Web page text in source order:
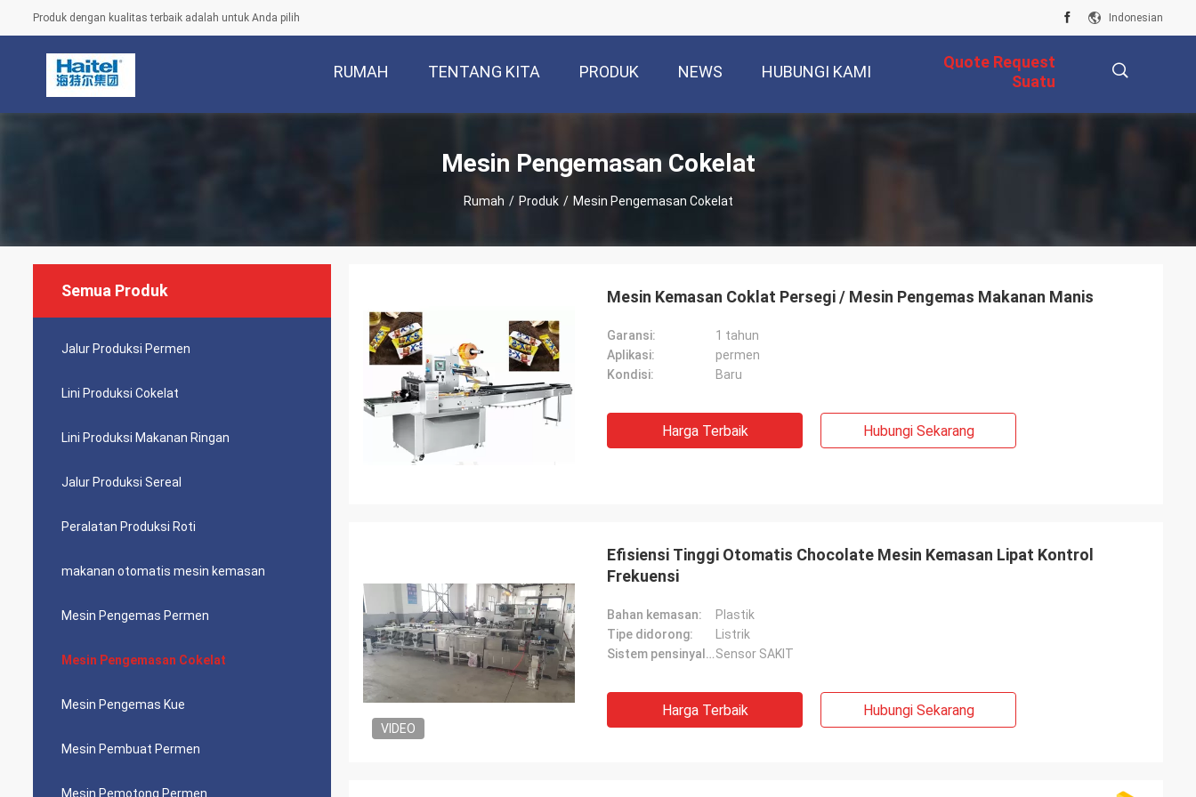
Produk dengan kualitas terbaik adalah untuk Anda pilih Indonesian
RUMAH TENTANG KITA PRODUK NEWS HUBUNGI KAMI
Quote Request
Suatu
Mesin Pengemasan Cokelat
Rumah / Produk / Mesin Pengemasan Cokelat
Semua Produk
Jalur Produksi Permen
Lini Produksi Cokelat
Lini Produksi Makanan Ringan
Jalur Produksi Sereal
Peralatan Produksi Roti
makanan otomatis mesin kemasan
Mesin Pengemas Permen
Mesin Pengemasan Cokelat
Mesin Pengemas Kue
Mesin Pembuat Permen
Mesin Pemotong Permen
Mesin Kemasan Coklat Persegi / Mesin Pengemas Makanan Manis
Garansi:
1 tahun
Aplikasi:
permen
Kondisi:
Baru
Harga Terbaik Hubungi Sekarang
VIDEO
Efisiensi Tinggi Otomatis Chocolate Mesin Kemasan Lipat Kontrol
Frekuensi
Bahan kemasan:
Plastik
Tipe didorong:
Listrik
Sistem pensinyalan:Sensor SAKIT
Harga Terbaik Hubungi Sekarang